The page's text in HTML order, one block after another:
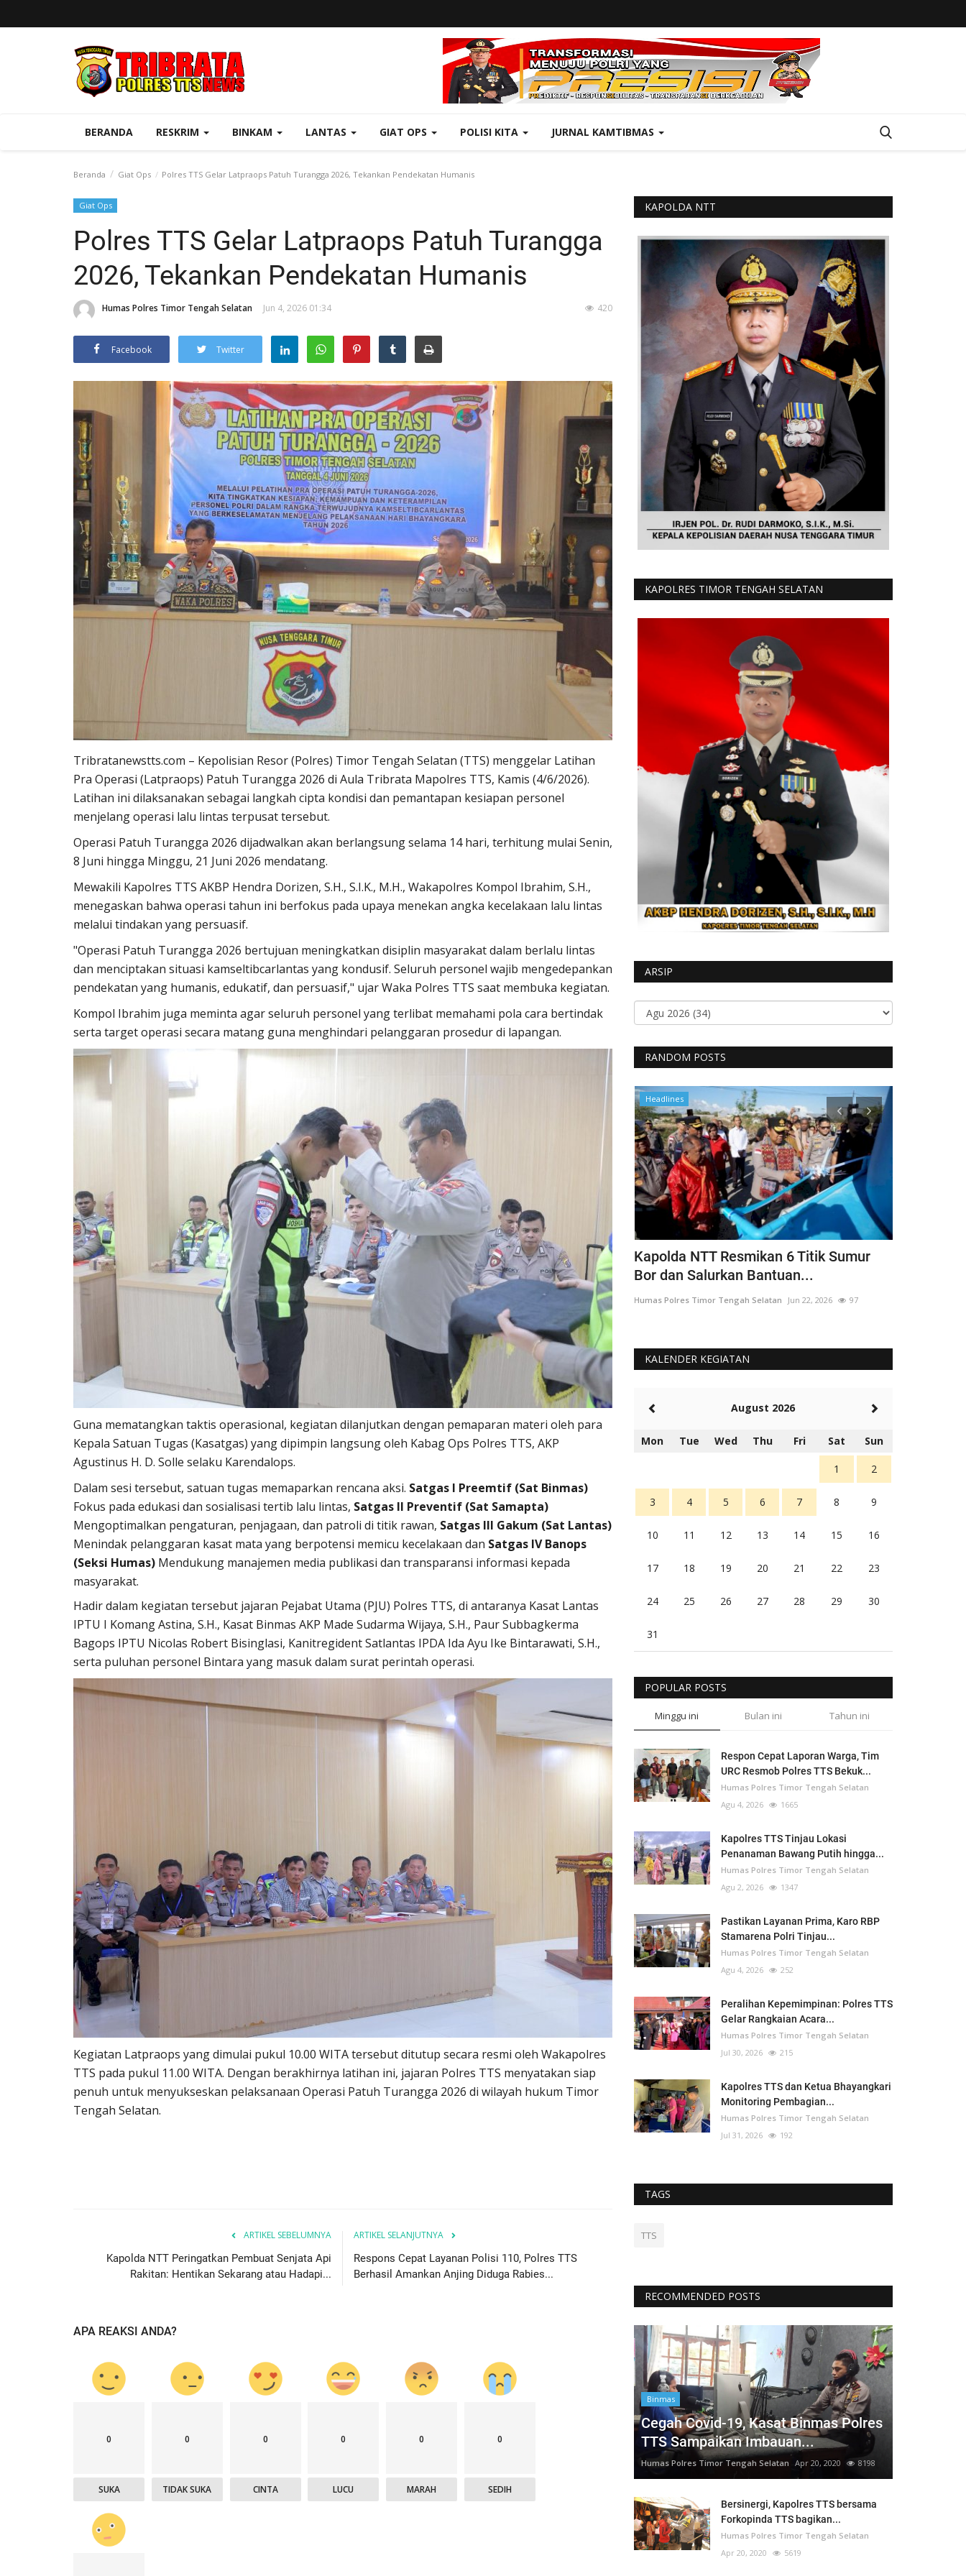
BERANDA RESKRIM BINKAM LANTAS GIAT OPS POLISI KITA JURNAL KAMTIBMAS
Beranda Giat Ops Polres TTS Gelar Latpraops Patuh Turangga 2026, Tekankan Pendekatan Humanis
Giat Ops
Polres TTS Gelar Latpraops Patuh Turangga
2026, Tekankan Pendekatan Humanis
Humas Polres Timor Tengah Selatan Jun 4, 2026 01:34 420
Facebook Twitter
Tribratanewstts.com – Kepolisian Resor (Polres) Timor Tengah Selatan (TTS) menggelar Latihan
Pra Operasi (Latpraops) Patuh Turangga 2026 di Aula Tribrata Mapolres TTS, Kamis (4/6/2026).
Latihan ini dilaksanakan sebagai langkah cipta kondisi dan pemantapan kesiapan personel
menjelang operasi lalu lintas terpusat tersebut.
Operasi Patuh Turangga 2026 dijadwalkan akan berlangsung selama 14 hari, terhitung mulai Senin,
8 Juni hingga Minggu, 21 Juni 2026 mendatang.
Mewakili Kapolres TTS AKBP Hendra Dorizen, S.H., S.I.K., M.H., Wakapolres Kompol Ibrahim, S.H.,
menegaskan bahwa operasi tahun ini berfokus pada upaya menekan angka kecelakaan lalu lintas
melalui tindakan yang persuasif.
"Operasi Patuh Turangga 2026 bertujuan meningkatkan disiplin masyarakat dalam berlalu lintas
dan menciptakan situasi kamseltibcarlantas yang kondusif. Seluruh personel wajib mengedepankan
pendekatan yang humanis, edukatif, dan persuasif," ujar Waka Polres TTS saat membuka kegiatan.
Kompol Ibrahim juga meminta agar seluruh personel yang terlibat memahami pola cara bertindak
serta target operasi secara matang guna menghindari pelanggaran prosedur di lapangan.
Guna mematangkan taktis operasional, kegiatan dilanjutkan dengan pemaparan materi oleh para
Kepala Satuan Tugas (Kasatgas) yang dipimpin langsung oleh Kabag Ops Polres TTS, AKP
Agustinus H. D. Solle selaku Karendalops.
Dalam sesi tersebut, satuan tugas memaparkan rencana aksi. Satgas I Preemtif (Sat Binmas)
Fokus pada edukasi dan sosialisasi tertib lalu lintas, Satgas II Preventif (Sat Samapta)
Mengoptimalkan pengaturan, penjagaan, dan patroli di titik rawan, Satgas III Gakum (Sat Lantas)
Menindak pelanggaran kasat mata yang berpotensi memicu kecelakaan dan Satgas IV Banops
(Seksi Humas) Mendukung manajemen media publikasi dan transparansi informasi kepada
masyarakat.
Hadir dalam kegiatan tersebut jajaran Pejabat Utama (PJU) Polres TTS, di antaranya Kasat Lantas
IPTU I Komang Astina, S.H., Kasat Binmas AKP Made Sudarma Wijaya, S.H., Paur Subbagkerma
Bagops IPTU Nicolas Robert Bisinglasi, Kanitregident Satlantas IPDA Ida Ayu Ike Bintarawati, S.H.,
serta puluhan personel Bintara yang masuk dalam surat perintah operasi.
Kegiatan Latpraops yang dimulai pukul 10.00 WITA tersebut ditutup secara resmi oleh Wakapolres
TTS pada pukul 11.00 WITA. Dengan berakhirnya latihan ini, jajaran Polres TTS menyatakan siap
penuh untuk menyukseskan pelaksanaan Operasi Patuh Turangga 2026 di wilayah hukum Timor
Tengah Selatan.
ARTIKEL SEBELUMNYA
Kapolda NTT Peringatkan Pembuat Senjata Api
Rakitan: Hentikan Sekarang atau Hadapi...
ARTIKEL SELANJUTNYA
Respons Cepat Layanan Polisi 110, Polres TTS
Berhasil Amankan Anjing Diduga Rabies...
APA REAKSI ANDA?
0
SUKA
0
TIDAK SUKA
0
CINTA
0
LUCU
0
MARAH
0
SEDIH
KAPOLDA NTT
KAPOLRES TIMOR TENGAH SELATAN
ARSIP
RANDOM POSTS
bersama
Sat Intelkam Polres TTS Sosialisasi
Pelayanan SKCK Keliling...
Humas Polres Timor Tengah Selatan Feb 25, 2021 3072
Jurnal Kamtibmas
Seluruh Pendaki Gunung Marapi Yang
Terdata Ditemukan
Humas Polres Timor Tengah Selatan 1063
Headlines
Kapolda NTT Resmikan 6 Titik Sumur
Bor dan Salurkan Bantuan...
Humas Polres Timor Tengah Selatan Jun 22, 2026 97
KALENDER KEGIATAN
August 2026
Mon Tue Wed Thu Fri Sat Sun
1 2
3 4 5 6 7 8 9
10 11 12 13 14 15 16
17 18 19 20 21 22 23
24 25 26 27 28 29 30
31
POPULAR POSTS
Minggu ini Bulan ini Tahun ini
Respon Cepat Laporan Warga, Tim
URC Resmob Polres TTS Bekuk...
Humas Polres Timor Tengah Selatan
Agu 4, 2026
1665
Kapolres TTS Tinjau Lokasi
Penanaman Bawang Putih hingga...
Humas Polres Timor Tengah Selatan
Agu 2, 2026
1347
Pastikan Layanan Prima, Karo RBP
Stamarena Polri Tinjau...
Humas Polres Timor Tengah Selatan
Agu 4, 2026
252
Peralihan Kepemimpinan: Polres TTS
Gelar Rangkaian Acara...
Humas Polres Timor Tengah Selatan
Jul 30, 2026
215
Kapolres TTS dan Ketua Bhayangkari
Monitoring Pembagian...
Humas Polres Timor Tengah Selatan
Jul 31, 2026
192
TAGS
TTS
RECOMMENDED POSTS
Binmas
Cegah Covid-19, Kasat Binmas Polres
TTS Sampaikan Imbauan...
Humas Polres Timor Tengah Selatan Apr 20, 2020 8198
Bersinergi, Kapolres TTS bersama
Forkopinda TTS bagikan...
Humas Polres Timor Tengah Selatan
Apr 20, 2020
5619